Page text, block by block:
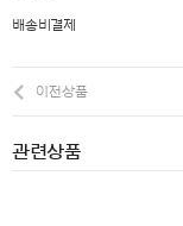
배송비결제
이전상품
관련상품